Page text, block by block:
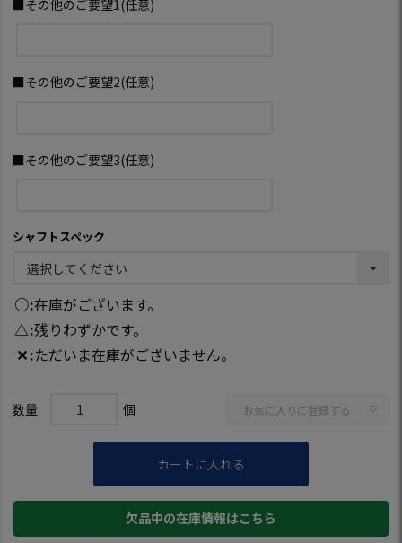
■その他のご要望1(任意)
■その他のご要望2(任意)
■その他のご要望3(任意)
シャフトスペック
○ 在庫がございます。
△ 残りわずかです。
✕ ただいま在庫がございません。
お気に入りに登録する
カートに入れる
欠品中の在庫情報はこちら